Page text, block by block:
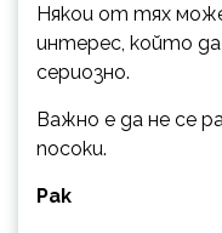
Някои от тях
интерес, който
сериозно.
Важно е да не се
посоки.
Рак